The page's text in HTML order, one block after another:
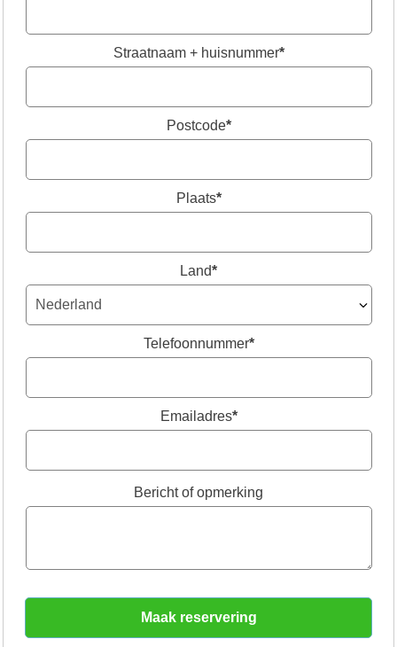
Straatnaam + huisnummer*
Postcode*
Plaats*
Land*
Telefoonnummer*
Emailadres*
Bericht of opmerking